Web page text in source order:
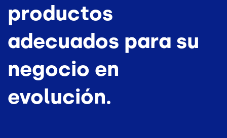
productos
adecuados para su
negocio en
evolución.